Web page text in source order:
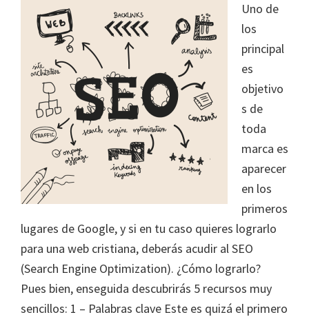
Uno de
los
principal
es
objetivo
s de
toda
marca es
aparecer
en los
primeros
lugares de Google, y si en tu caso quieres lograrlo
para una web cristiana, deberás acudir al SEO
(Search Engine Optimization). ¿Cómo lograrlo?
Pues bien, enseguida descubrirás 5 recursos muy
sencillos: 1 – Palabras clave Este es quizá el primero